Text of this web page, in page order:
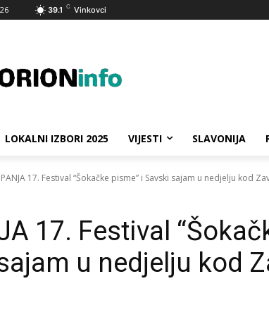
39.1 C Vinkovci
LOKALNI IZBORI 2025 VIJESTI SLAVONIJA
17. Festival “Šokačke pisme” i Savski sajam u nedjelju kod
17. Festival
u nedjelju kod